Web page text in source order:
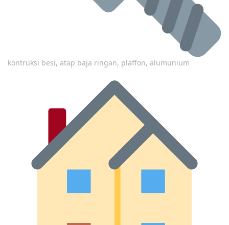
kontruksi besi, atap baja ringan, plaffon, alumunium